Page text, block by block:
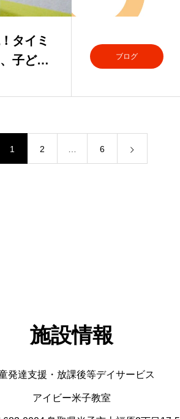
タイミ
子ども
ブログ
1 2 … 6
施設情報
発達支援・放課後等デイサービス
アイビー米子教室